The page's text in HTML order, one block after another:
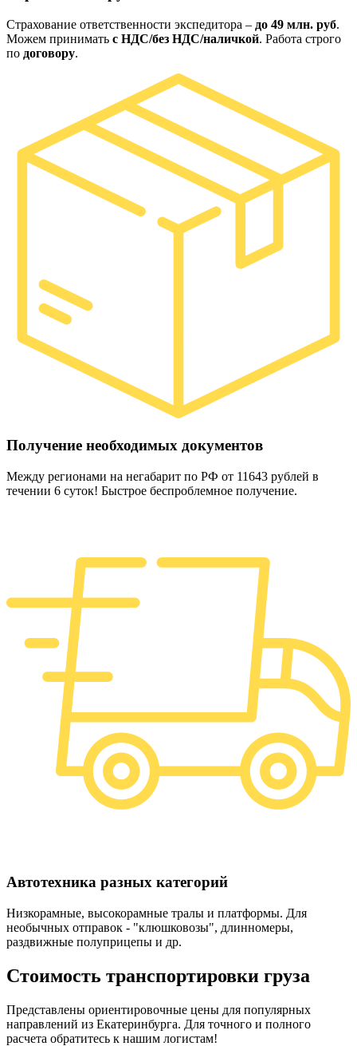
Страхование ответственности экспедитора – до 49 млн. руб.
Можем принимать с НДС/без НДС/наличкой. Работа строго
по договору.
Получение необходимых документов
Между регионами на негабарит по РФ от 11643 рублей в
течении 6 суток! Быстрое беспроблемное получение.
Автотехника разных категорий
Низкорамные, высокорамные тралы и платформы. Для
необычных отправок - "клюшковозы", длинномеры,
раздвижные полуприцепы и др.
Стоимость транспортировки груза
Представлены ориентировочные цены для популярных
направлений из Екатеринбурга. Для точного и полного
расчета обратитесь к нашим логистам!